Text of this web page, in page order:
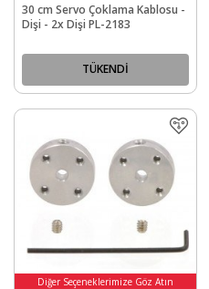
30 cm Servo Çoklama Kablosu -
Dişi - 2x Dişi PL-2183
TÜKENDİ
Diğer Seçeneklerimize Göz Atın